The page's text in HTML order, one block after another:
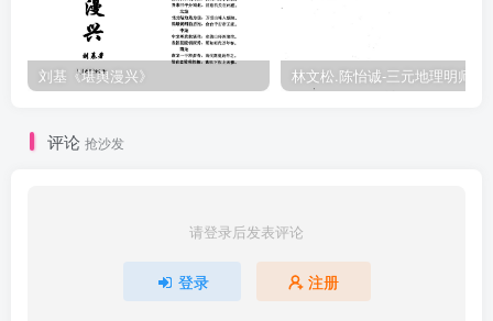
蜂腰属。走马抛鞭并串珠，之玄人字见动曲。三节中间一点水，此是
真龙成胎定，胎成结穴自分明，弦棱并窟突，证佐详。左右天机不虚
生，阴阳唇脐分葬口，穴上星辰龙上寻，若能穷得望龙理，仙师妙用
篇"所蒙，则"寻真"有路，否则风水永远没有尽头之时。2古籍焦
刘基《堪舆漫兴》
评论 抢沙发
请登录后发表评论
登录 注册